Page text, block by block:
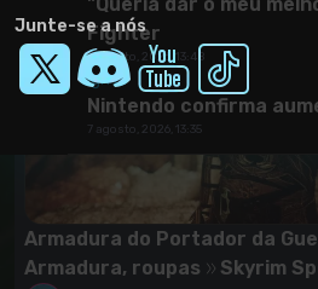
Junte-se a nós
Armadura do Portador da
Armadura, roupas
Skyrim
Fighter
7 agosto, 2026, 13:48
ign br
Nintendo confirma
7 agosto, 2026, 13:35